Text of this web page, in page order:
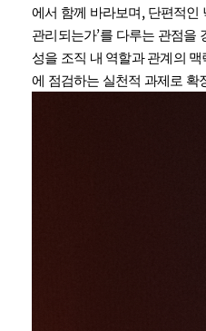
에서 함께 바라보며 , 단편적인
관리되는가’를 다루는 관점을
성을 조직 내 역할과 관계의
에 점검하는 실천적 과제로 확